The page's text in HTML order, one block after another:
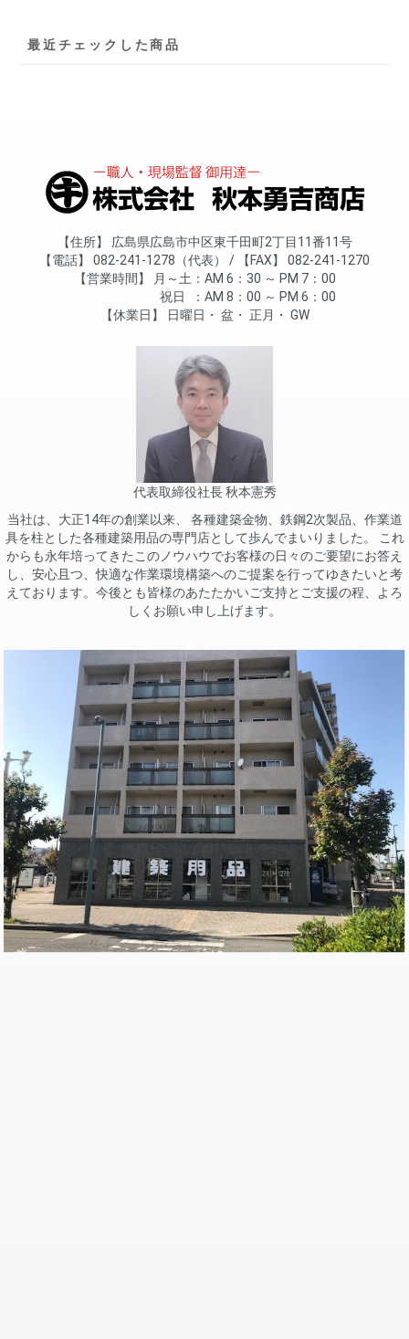
最近チェックした商品
住所
広島県広島市中区東千田町2丁目11番11号
電話
082-241-1278（代表） FAX
082-241-1270
営業時間
月～土
AM 6：30 ～ PM 7：00
祝日
AM 8：00 ～ PM 6：00
休業日
日曜日 盆 正月 GW
代表取締役社長 秋本憲秀
当社は、大正14年の創業以来、 各種建築金物、鉄鋼2次製品、作業道
具を柱とした各種建築用品の専門店として歩んでまいりました。 これ
からも永年培ってきたこのノウハウでお客様の日々のご要望にお答え
し、安心且つ、快適な作業環境構築へのご提案を行ってゆきたいと考
えております。今後とも皆様のあたたかいご支持とご支援の程、よろ
しくお願い申し上げます。